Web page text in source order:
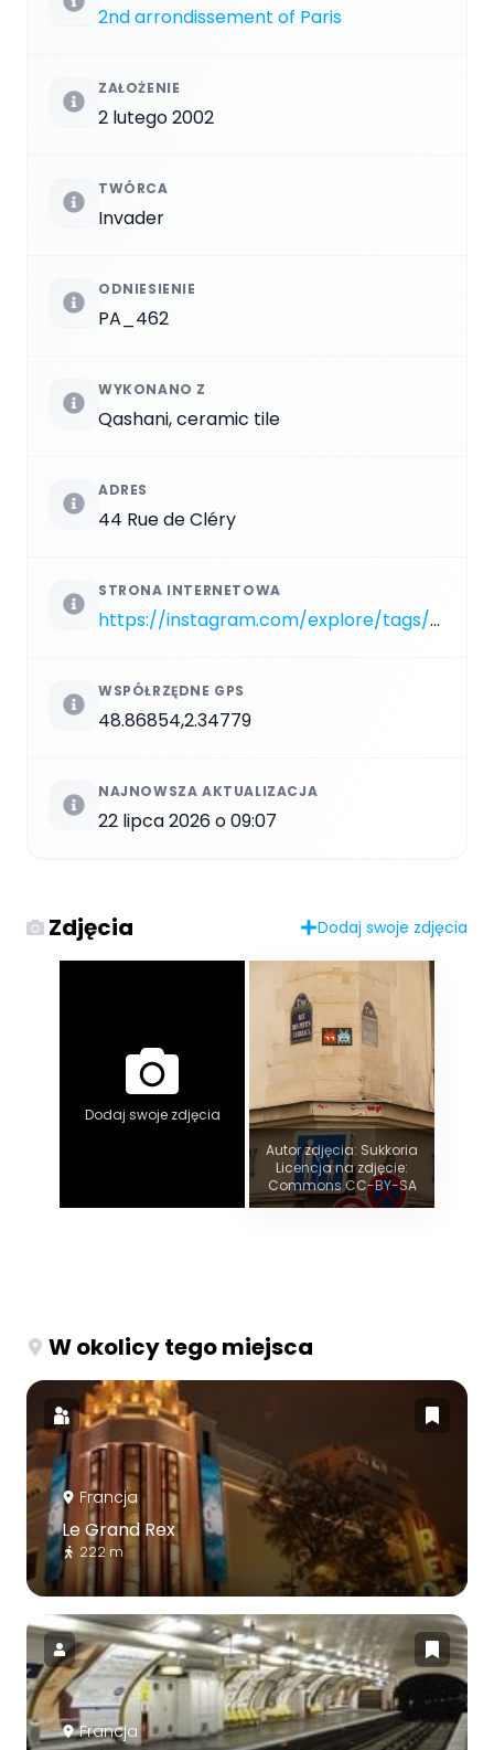
2nd arrondissement of Paris
ZAŁOŻENIE
2 lutego 2002
TWÓRCA
Invader
ODNIESIENIE
PA_462
WYKONANO Z
Qashani, ceramic tile
ADRES
44 Rue de Cléry
STRONA INTERNETOWA
https://instagram.com/explore/tags/PA_462
WSPÓŁRZĘDNE GPS
48.86854,2.34779
NAJNOWSZA AKTUALIZACJA
22 lipca 2026 o 09:07
Zdjęcia Dodaj swoje zdjęcia
Dodaj swoje zdjęcia
Autor zdjęcia: Sukkoria
Licencja na zdjęcie:
Commons CC-BY-SA
W okolicy tego miejsca
Francja
Le Grand Rex
222 m
Francja